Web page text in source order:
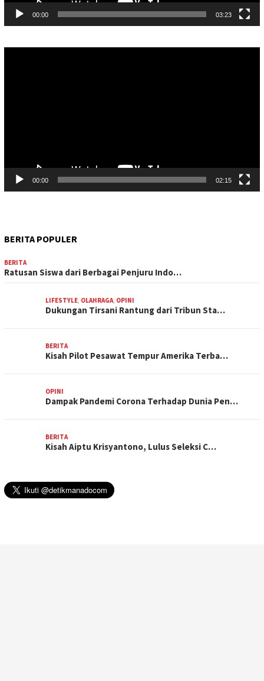
00:00 03:23
00:00 02:15
BERITA POPULER
BERITA
Ratusan Siswa dari Berbagai Penjuru Indo…
LIFESTYLE, OLAHRAGA, OPINI
Dukungan Tirsani Rantung dari Tribun Sta…
BERITA
Kisah Pilot Pesawat Tempur Amerika Terba…
OPINI
Dampak Pandemi Corona Terhadap Dunia Pen…
BERITA
Kisah Aiptu Krisyantono, Lulus Seleksi C…